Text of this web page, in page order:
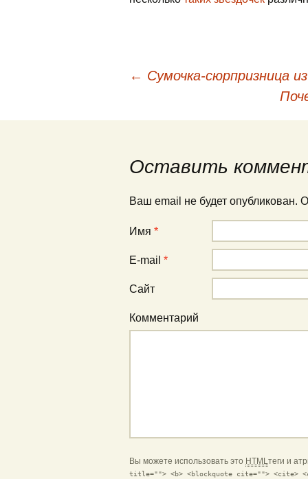
Навигация по
← Сумочка-сюрпризница
Оставить
Ваш email не будет опубликован.
Имя *
E-mail *
Сайт
Комментарий
Вы можете использовать это HTMLтеги и
title=""> <b> <blockquote cite=""> <cite>